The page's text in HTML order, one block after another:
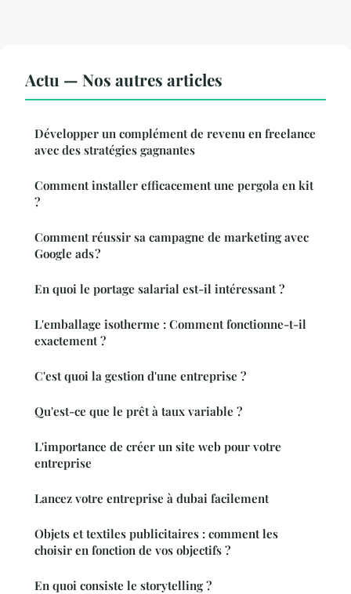
Actu — Nos autres articles
Développer un complément de revenu en freelance
avec des stratégies gagnantes
Comment installer efficacement une pergola en kit
?
Comment réussir sa campagne de marketing avec
Google ads ?
En quoi le portage salarial est-il intéressant ?
L'emballage isotherme : Comment fonctionne-t-il
exactement ?
C'est quoi la gestion d'une entreprise ?
Qu'est-ce que le prêt à taux variable ?
L'importance de créer un site web pour votre
entreprise
Lancez votre entreprise à dubai facilement
Objets et textiles publicitaires : comment les
choisir en fonction de vos objectifs ?
En quoi consiste le storytelling ?